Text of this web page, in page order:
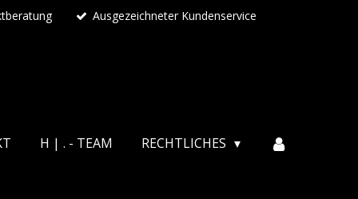
Ausgezeichneter Kundenservice
H | . - TEAM RECHTLICHES